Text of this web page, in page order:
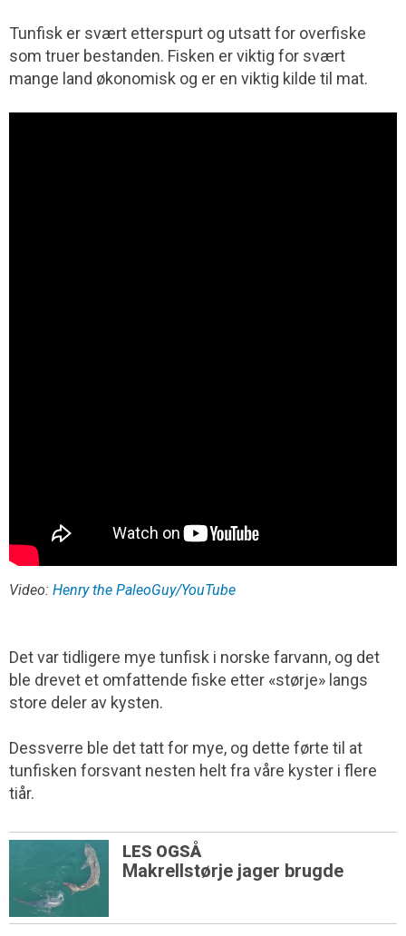
Tunfisk er svært etterspurt og utsatt for overfiske
som truer bestanden. Fisken er viktig for svært
mange land økonomisk og er en viktig kilde til mat.
Video: Henry the PaleoGuy/YouTube
Det var tidligere mye tunfisk i norske farvann, og det
ble drevet et omfattende fiske etter «størje» langs
store deler av kysten.
Dessverre ble det tatt for mye, og dette førte til at
tunfisken forsvant nesten helt fra våre kyster i flere
tiår.
LES OGSÅ
Makrellstørje jager brugde